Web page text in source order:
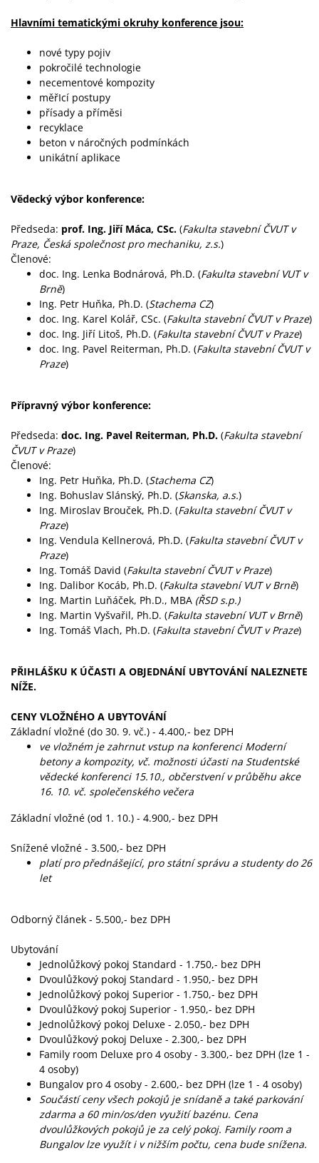
Hlavními tematickými okruhy konference jsou:
nové typy pojiv
pokročilé technologie
necementové kompozity
měřIcí postupy
přísady a příměsi
recyklace
beton v náročných podmínkách
unikátní aplikace
Vědecký výbor konference:
Předseda: prof. Ing. Jiří Máca, CSc. (Fakulta stavební ČVUT v
Praze, Česká společnost pro mechaniku, z.s.)
Členové:
doc. Ing. Lenka Bodnárová, Ph.D. (Fakulta stavební VUT v
Brně)
Ing. Petr Huňka, Ph.D. (Stachema CZ)
doc. Ing. Karel Kolář, CSc. (Fakulta stavební ČVUT v Praze)
doc. Ing. Jiří Litoš, Ph.D. (Fakulta stavební ČVUT v Praze)
doc. Ing. Pavel Reiterman, Ph.D. (Fakulta stavební ČVUT v
Praze)
Přípravný výbor konference:
Předseda: doc. Ing. Pavel Reiterman, Ph.D. (Fakulta stavební
ČVUT v Praze)
Členové:
Ing. Petr Huňka, Ph.D. (Stachema CZ)
Ing. Bohuslav Slánský, Ph.D. (Skanska, a.s.)
Ing. Miroslav Brouček, Ph.D. (Fakulta stavební ČVUT v
Praze)
Ing. Vendula Kellnerová, Ph.D. (Fakulta stavební ČVUT v
Praze)
Ing. Tomáš David (Fakulta stavební ČVUT v Praze)
Ing. Dalibor Kocáb, Ph.D. (Fakulta stavební VUT v Brně)
Ing. Martin Luňáček, Ph.D., MBA (ŘSD s.p.)
Ing. Martin Vyšvařil, Ph.D. (Fakulta stavební VUT v Brně)
Ing. Tomáš Vlach, Ph.D. (Fakulta stavební ČVUT v Praze)
PŘIHLÁŠKU K ÚČASTI A OBJEDNÁNÍ UBYTOVÁNÍ NALEZNETE
NÍŽE.
CENY VLOŽNÉHO A UBYTOVÁNÍ
Základní vložné (do 30. 9. vč.) - 4.400,- bez DPH
ve vložném je zahrnut vstup na konferenci Moderní
betony a kompozity, vč. možnosti účasti na Studentské
vědecké konferenci 15.10., občerstvení v průběhu akce
16. 10. vč. společenského večera
Základní vložné (od 1. 10.) - 4.900,- bez DPH
Snížené vložné - 3.500,- bez DPH
platí pro přednášející, pro státní správu a studenty do 26
let
Odborný článek - 5.500,- bez DPH
Ubytování
Jednolůžkový pokoj Standard - 1.750,- bez DPH
Dvoulůžkový pokoj Standard - 1.950,- bez DPH
Jednolůžkový pokoj Superior - 1.750,- bez DPH
Dvoulůžkový pokoj Superior - 1.950,- bez DPH
Jednolůžkový pokoj Deluxe - 2.050,- bez DPH
Dvoulůžkový pokoj Deluxe - 2.300,- bez DPH
Family room Deluxe pro 4 osoby - 3.300,- bez DPH (lze 1 -
4 osoby)
Bungalov pro 4 osoby - 2.600,- bez DPH (lze 1 - 4 osoby)
Součástí ceny všech pokojů je snídaně a také parkování
zdarma a 60 min/os/den využití bazénu. Cena
dvoulůžkových pokojů je za celý pokoj. Family room a
Bungalov lze využít i v nižším počtu, cena bude snížena.